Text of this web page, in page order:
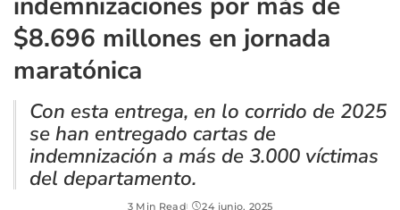
$8.696 millones en jornada
maratónica
Con esta entrega, en lo corrido de 2025
se han entregado cartas de
indemnización a más de 3.000 víctimas
del departamento.
3 Min Read 24 junio, 2025